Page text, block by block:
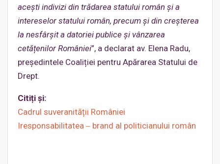
acești indivizi din trădarea statului român și a
intereselor statului român, precum și din creșterea
la nesfârșit a datoriei publice și vânzarea
cetățenilor României”, a declarat av. Elena Radu,
președintele Coaliției pentru Apărarea Statului de
Drept.
Citiți și:
Cadrul suveranității României
Iresponsabilitatea ‒ brand al politicianului român